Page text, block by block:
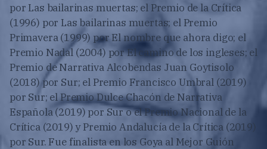
por Las bailarinas muertas; el Premio de la Crítica
(1996) por Las bailarinas muertas; el Premio
Primavera (1999) por El nombre que ahora digo; el
Premio Nadal (2004) por El camino de los ingleses; el
Premio de Narrativa Alcobendas Juan Goytisolo
(2018) por Sur; el Premio Francisco Umbral (2019)
por Sur; el Premio Dulce Chacón de Narrativa
Española (2019) por Sur o el Premio Nacional de la
Crítica (2019) y Premio Andalucía de la Crítica (2019)
por Sur. Fue finalista en los Goya al Mejor Guión